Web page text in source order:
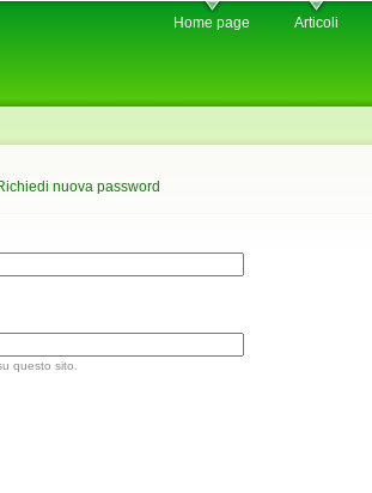
Home page Articoli
tab) nuova password
questo sito.